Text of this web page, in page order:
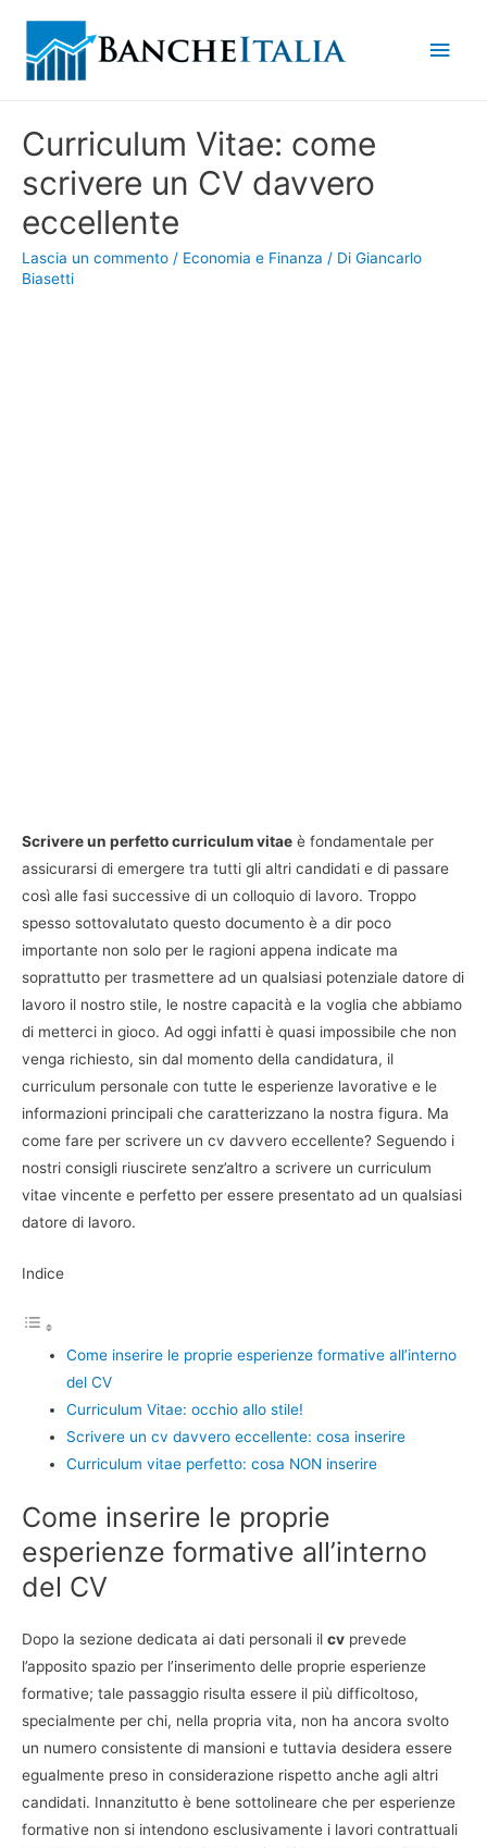
Curriculum Vitae: come
scrivere un CV davvero
eccellente
Lascia un commento / Economia e Finanza / Di Giancarlo
Biasetti
Scrivere un perfetto curriculum vitae è fondamentale per
assicurarsi di emergere tra tutti gli altri candidati e di passare
così alle fasi successive di un colloquio di lavoro. Troppo
spesso sottovalutato questo documento è a dir poco
importante non solo per le ragioni appena indicate ma
soprattutto per trasmettere ad un qualsiasi potenziale datore di
lavoro il nostro stile, le nostre capacità e la voglia che abbiamo
di metterci in gioco. Ad oggi infatti è quasi impossibile che non
venga richiesto, sin dal momento della candidatura, il
curriculum personale con tutte le esperienze lavorative e le
informazioni principali che caratterizzano la nostra figura. Ma
come fare per scrivere un cv davvero eccellente? Seguendo i
nostri consigli riuscirete senz’altro a scrivere un curriculum
vitae vincente e perfetto per essere presentato ad un qualsiasi
datore di lavoro.
Indice
Come inserire le proprie esperienze formative all’interno
del CV
Curriculum Vitae: occhio allo stile!
Scrivere un cv davvero eccellente: cosa inserire
Curriculum vitae perfetto: cosa NON inserire
Come inserire le proprie
esperienze formative all’interno
del CV
Dopo la sezione dedicata ai dati personali il cv prevede
l’apposito spazio per l’inserimento delle proprie esperienze
formative; tale passaggio risulta essere il più difficoltoso,
specialmente per chi, nella propria vita, non ha ancora svolto
un numero consistente di mansioni e tuttavia desidera essere
egualmente preso in considerazione rispetto anche agli altri
candidati. Innanzitutto è bene sottolineare che per esperienze
formative non si intendono esclusivamente i lavori contrattuali